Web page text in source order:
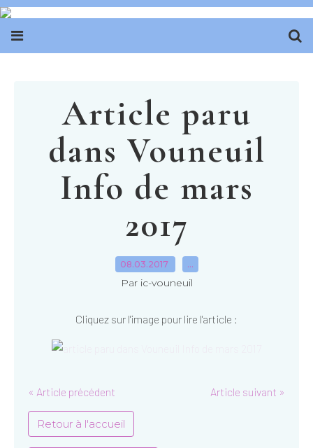
Article paru
dans Vouneuil
Info de mars
2017
08.03.2017 …
Par ic-vouneuil
Cliquez sur l'image pour lire l'article :
« Article précédent Article suivant »
Retour à l'accueil